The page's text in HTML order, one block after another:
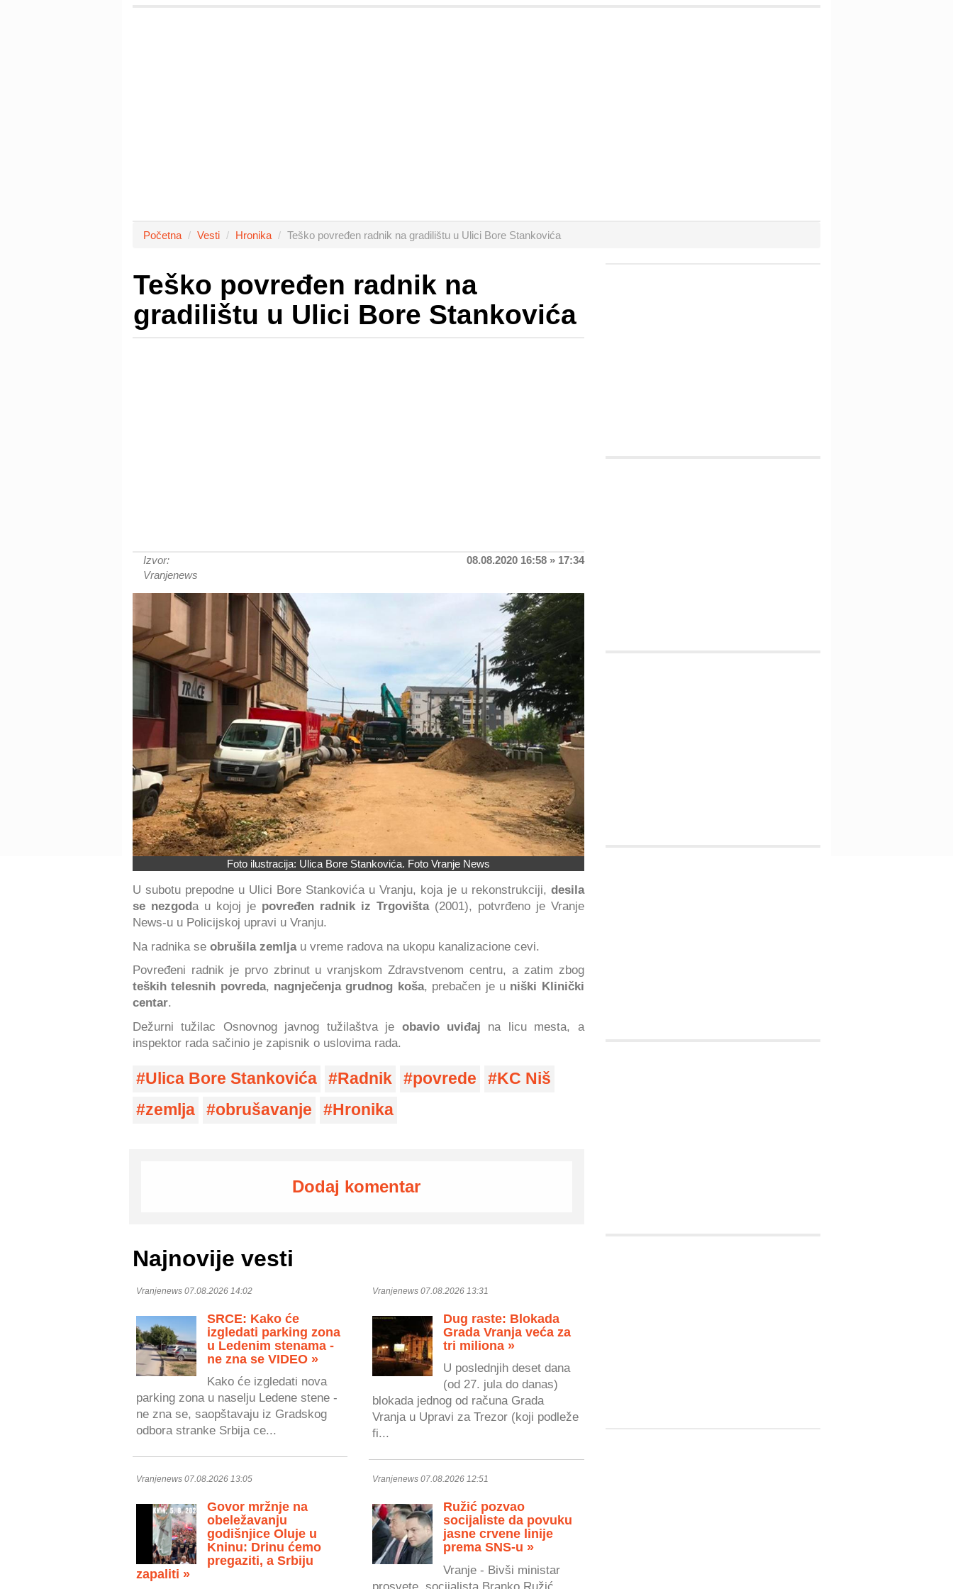
Početna Vesti Hronika Teško povređen radnik na gradilištu u Ulici Bore Stankovića
Teško povređen radnik na
gradilištu u Ulici Bore Stankovića
Izvor:
Vranjenews
08.08.2020 16:58 » 17:34
Foto ilustracija: Ulica Bore Stankovića. Foto Vranje News
U subotu prepodne u Ulici Bore Stankovića u Vranju, koja je u rekonstrukciji, desila
se nezgoda u kojoj jepovređen radnik iz Trgovišta(2001), potvrđeno je Vranje
News-u u Policijskoj upravi u Vranju.
Na radnika se obrušila zemljau vreme radova na ukopu kanalizacione cevi.
Povređeni radnik je prvo zbrinut u vranjskom Zdravstvenom centru, a zatim zbog
teških telesnih povreda, nagnječenja grudnog koša, prebačen je u niški Klinički
centar.
Dežurni tužilac Osnovnog javnog tužilaštva je obavio uviđaj na licu mesta, a
inspektor rada sačinio je zapisnik o uslovima rada.
Ulica Bore Stankovića Radnik povrede
KC Niš
zemlja
obrušavanje Hronika
Dodaj komentar
Najnovije vesti
Vranjenews 07.08.2026 14:02
SRCE: Kako će
izgledati parking zona
u Ledenim stenama -
ne zna se VIDEO »
Kako će izgledati nova
parking zona u naselju Ledene stene -
ne zna se, saopštavaju iz Gradskog
odbora stranke Srbija ce...
Vranjenews 07.08.2026 13:31
Dug raste: Blokada
Grada Vranja veća za
tri miliona »
U poslednjih deset dana
(od 27. jula do danas)
blokada jednog od računa Grada
Vranja u Upravi za Trezor (koji podleže
fi...
Vranjenews 07.08.2026 13:05
Govor mržnje na
obeležavanju
godišnjice Oluje u
Kninu: Drinu ćemo
pregaziti, a Srbiju
zapaliti »
Vranjenews 07.08.2026 12:51
Ružić pozvao
socijaliste da povuku
jasne crvene linije
prema SNS-u »
Vranje - Bivši ministar
prosvete, socijalista Branko Ružić